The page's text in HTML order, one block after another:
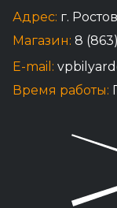
Адрес: г.
Магазин: 8
E-mail:
Время работы: